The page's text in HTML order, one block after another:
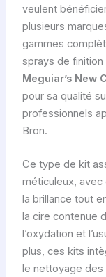
veulent
plusieurs
gammes
sprays de
Meguiar’s New
pour sa qualité
professionnels
Bron.
Ce type de kit
méticuleux,
la brillance tout
la cire contenue
l’oxydation et
plus, ces kits
le nettoyage